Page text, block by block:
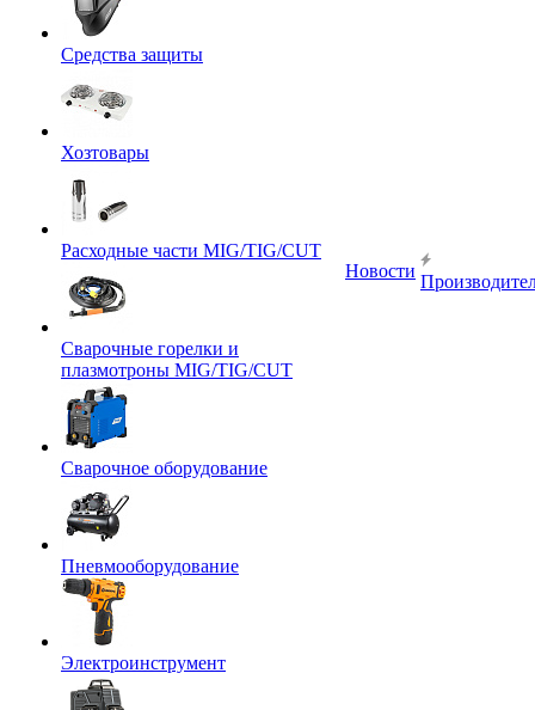
Средства защиты
Хозтовары
Расходные части MIG/TIG/CUT
Сварочные горелки и
плазмотроны MIG/TIG/CUT
Сварочное оборудование
Пневмооборудование
Электроинструмент
Новости